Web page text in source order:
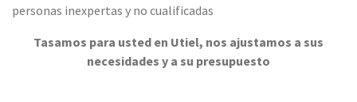
personas inexpertas y no cualificadas
Tasamos para usted en Utiel, nos ajustamos a sus
necesidades y a su presupuesto